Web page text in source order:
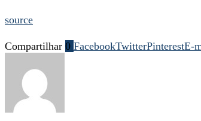
source
Compartilhar 0 FacebookTwitterPinterestE-